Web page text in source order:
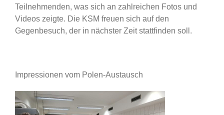
Teilnehmenden, was sich an zahlreichen Fotos und
Videos zeigte. Die KSM freuen sich auf den
Gegenbesuch, der in nächster Zeit stattfinden soll.
Impressionen vom Polen-Austausch